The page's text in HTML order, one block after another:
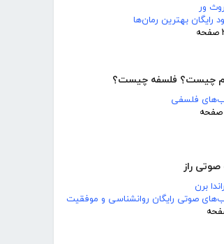
روث ور
رایگان بهترین رمان‌ها
چیست؟ فلسفه چیست؟
فلسفی
راز
راندا برن
صوتی رایگان روانشناسی و موفقیت